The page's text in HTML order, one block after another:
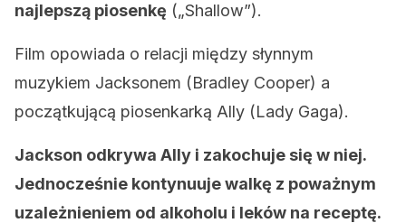
najlepszą piosenkę („Shallow”).
Film opowiada o relacji między słynnym
muzykiem Jacksonem (Bradley Cooper) a
początkującą piosenkarką Ally (Lady Gaga).
Jackson odkrywa Ally i zakochuje się w niej.
Jednocześnie kontynuuje walkę z poważnym
uzależnieniem od alkoholu i leków na receptę.